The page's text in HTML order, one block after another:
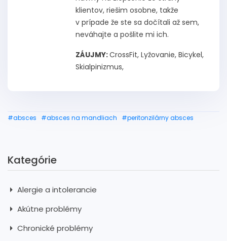
klientov, riešim osobne, takže
v prípade že ste sa dočítali až sem,
neváhajte a pošlite mi ich.
ZÁUJMY:CrossFit, Lyžovanie, Bicykel,
Skialpinizmus,
#absces #absces na mandliach #peritonzilárny absces
Kategórie
Alergie a intolerancie
Akútne problémy
Chronické problémy